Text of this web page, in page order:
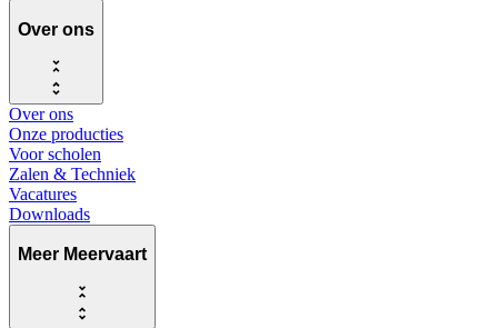
Over ons
Over ons
Onze producties
Voor scholen
Zalen & Techniek
Vacatures
Downloads
Meer Meervaart